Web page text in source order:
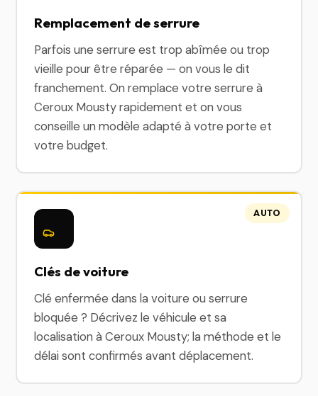
Remplacement de serrure
Parfois une serrure est trop abîmée ou trop
vieille pour être réparée — on vous le dit
franchement. On remplace votre serrure à
Ceroux Mousty rapidement et on vous
conseille un modèle adapté à votre porte et
votre budget.
Clés de voiture
Clé enfermée dans la voiture ou serrure
bloquée ? Décrivez le véhicule et sa
localisation à Ceroux Mousty; la méthode et le
délai sont confirmés avant déplacement.
AUTO